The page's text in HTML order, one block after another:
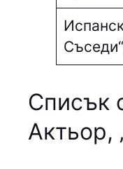
Списък
Актьор,